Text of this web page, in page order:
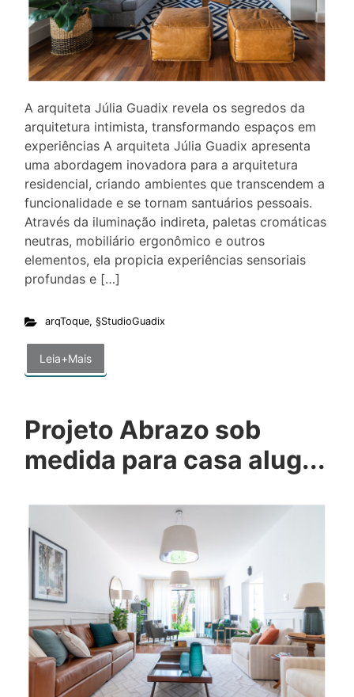
A arquiteta Júlia Guadix revela os segredos da
arquitetura intimista, transformando espaços em
experiências A arquiteta Júlia Guadix apresenta
uma abordagem inovadora para a arquitetura
residencial, criando ambientes que transcendem a
funcionalidade e se tornam santuários pessoais.
Através da iluminação indireta, paletas cromáticas
neutras, mobiliário ergonômico e outros
elementos, ela propicia experiências sensoriais
profundas e […]
arqToque, §StudioGuadix
Leia+Mais
Projeto Abrazo sob
medida para casa alug...